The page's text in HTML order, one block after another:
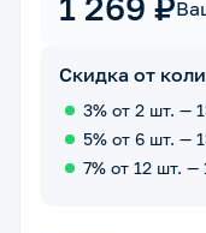
1 269 ₽
Скидка от
3% от 2 шт. —
5% от 6 шт. —
7% от 12 шт. —